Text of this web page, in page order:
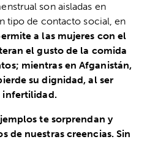
son aisladas en
tipo de contacto social, en
a las mujeres con el
el gusto de la comida
mientras en Afganistán,
su dignidad, al ser
infertilidad.
te sorprendan y
de nuestras creencias. Sin